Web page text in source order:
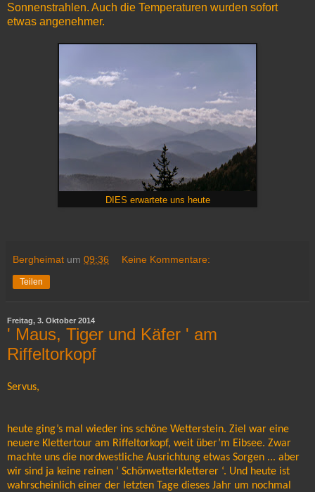
Sonnenstrahlen. Auch die Temperaturen wurden sofort
etwas angenehmer.
DIES erwartete uns heute
Bergheimat um 09:36 Keine Kommentare:
Teilen
Freitag, 3. Oktober 2014
' Maus, Tiger und Käfer ' am
Riffeltorkopf
Servus,
heute ging’s mal wieder ins schöne Wetterstein. Ziel war eine
neuere Klettertour am Riffeltorkopf, weit über’m Eibsee. Zwar
machte uns die nordwestliche Ausrichtung etwas Sorgen ... aber
wir sind ja keine reinen ‘ Schönwetterkletterer ‘. Und heute ist
wahrscheinlich einer der letzten Tage dieses Jahr um nochmal